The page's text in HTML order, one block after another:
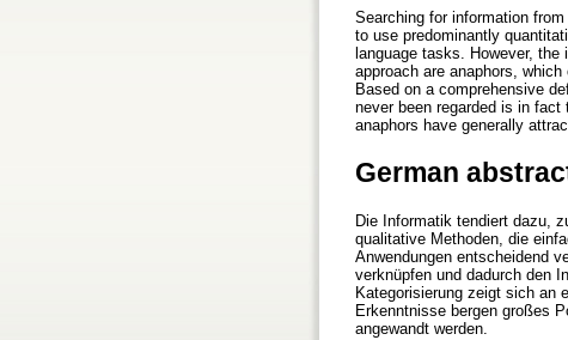
Searching for information
to use predominantly
language tasks. However,
approach are anaphors,
Based on a comprehensive
never been regarded is in
anaphors have generally
German
Die Informatik tendiert dazu,
qualitative Methoden, die
Anwendungen entscheidend
verknüpfen und dadurch den
Kategorisierung zeigt sich an
Erkenntnisse bergen großes
angewandt werden.